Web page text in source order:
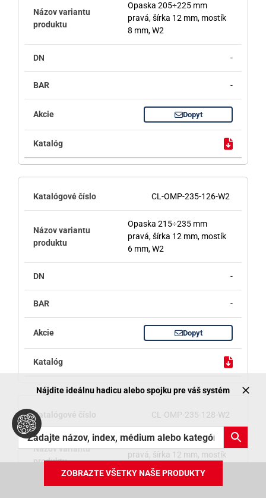
Opaska 205÷225 mm
pravá, šírka 12 mm, mostík
8 mm, W2
-
-
Dopyt
CL-OMP-235-126-W2
Opaska 215÷235 mm
pravá, šírka 12 mm, mostík
6 mm, W2
-
-
Dopyt
CL-OMP-235-128-W2
Opaska 215÷235 mm
pravá, šírka 12 mm, mostík
8 mm, W2
Nájdite ideálnu hadicu alebo spojku pre váš systém
ZOBRAZTE VŠETKY NAŠE PRODUKTY